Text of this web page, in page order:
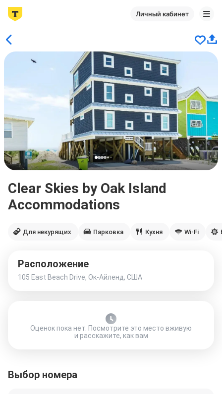
Личный кабинет
Clear Skies by Oak Island
Accommodations
Для некурящих Парковка Кухня Wi-Fi
Расположение
105 East Beach Drive, Ок-Айленд, США
Оценок пока нет. Посмотрите это место вживую
и расскажите, как вам
Выбор номера